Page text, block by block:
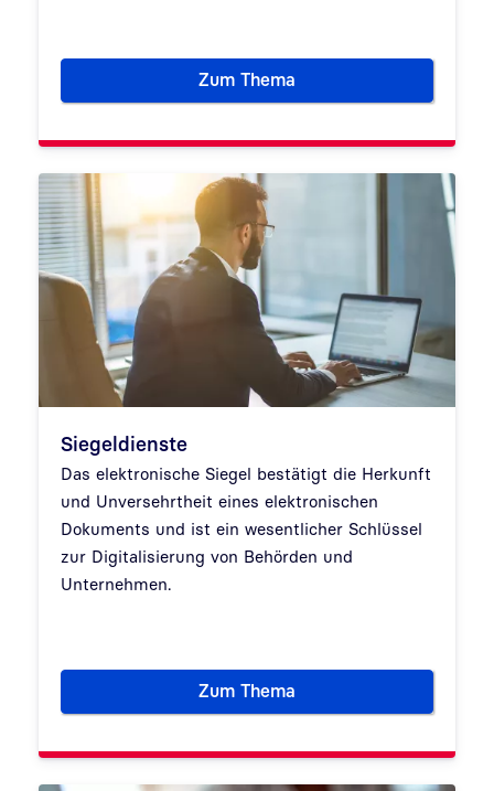
Zum ThemaSignaturdienste
Siegeldienste
Das elektronische Siegel bestätigt die Herkunft
und Unversehrtheit eines elektronischen
Dokuments und ist ein wesentlicher Schlüssel
zur Digitalisierung von Behörden und
Unternehmen.
Zum ThemaSiegeldienste